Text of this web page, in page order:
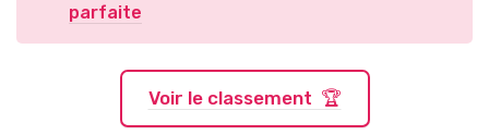
parfaite
Voir le classement 🏆